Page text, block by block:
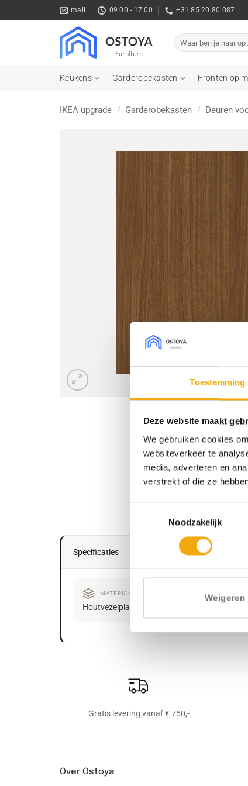
Toestemming
Deze website maakt
We gebruiken cookies
websiteverkeer te
media, adverteren en
verstrekt of die ze
Noodzakelijk
Weigeren
naar
mail 09:00 - 17:00 +31 85 20 80 087
Zoeken
naar:
Keukens Garderobekasten Fronten op
IKEA upgrade / Garderobekasten / Deuren
Specificaties
MATERIAAL
Houtvezelplaat
Gratis levering vanaf € 750,-
Over Ostoya